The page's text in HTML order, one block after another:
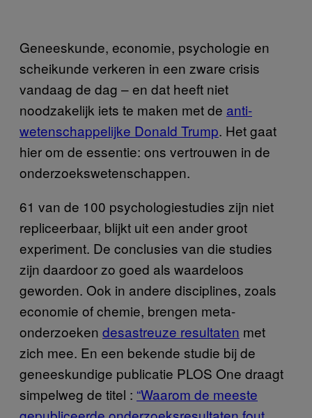
Geneeskunde, economie, psychologie en
scheikunde verkeren in een zware crisis
vandaag de dag – en dat heeft niet
noodzakelijk iets te maken met de anti-
wetenschappelijke Donald Trump. Het gaat
hier om de essentie: ons vertrouwen in de
onderzoekswetenschappen.
61 van de 100 psychologiestudies zijn niet
repliceerbaar, blijkt uit een ander groot
experiment. De conclusies van die studies
zijn daardoor zo goed als waardeloos
geworden. Ook in andere disciplines, zoals
economie of chemie, brengen meta-
onderzoeken desastreuze resultaten met
zich mee. En een bekende studie bij de
geneeskundige publicatie PLOS One draagt
simpelweg de titel : “Waarom de meeste